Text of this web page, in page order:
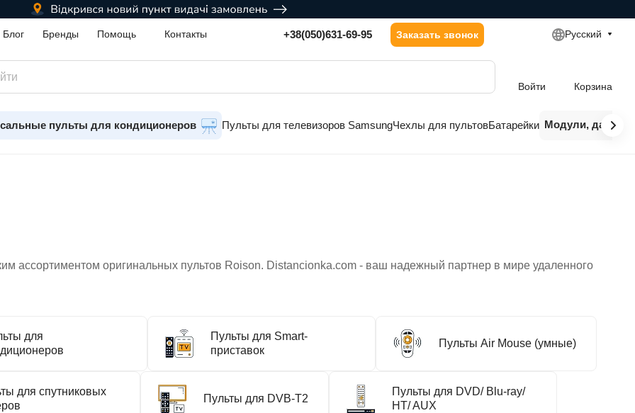
Блог Бренды Помощь Контакты +38(050)631-69-95 Заказать звонок Русский
Войти Корзина
пульты для кондиционеров Пульты для телевизоров SamsungЧехлы для пультовБатарейки Модули,
ассортиментом оригинальных пультов Roison. Distancionka.com - ваш надежный партнер в мире удаленного
для
Пульты для Smart-
приставок
Пульты Air Mouse (умные)
для спутниковых
Пульты для DVB-T2
Пульты для DVD/ Blu-ray/
HT/ AUX